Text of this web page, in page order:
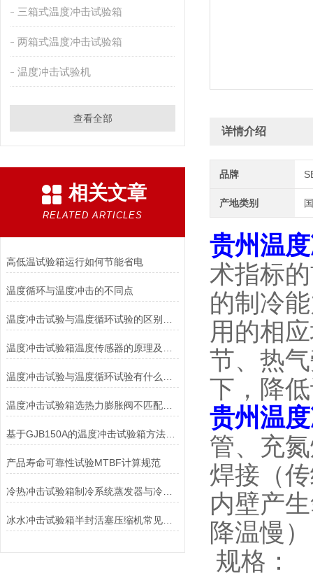
三箱式温度冲击试验箱
两箱式温度冲击试验箱
温度冲击试验机
查看全部
相关文章
RELATED ARTICLES
高低温试验箱运行如何节能省电
温度循环与温度冲击的不同点
温度冲击试验箱选热力膨胀阀不匹配会怎么样？
基于GJB150A的温度冲击试验箱方法探析
产品寿命可靠性试验MTBF计算规范
冷热冲击试验箱制冷系统蒸发器与冷凝器
冰水冲击试验箱半封活塞压缩机常见的故障原因
详情介绍
品牌
产地类别
贵州温
术指标
的制冷
用的相
节、热
下，降
贵州温
管、充
焊接（
内壁产
降温慢
规格：